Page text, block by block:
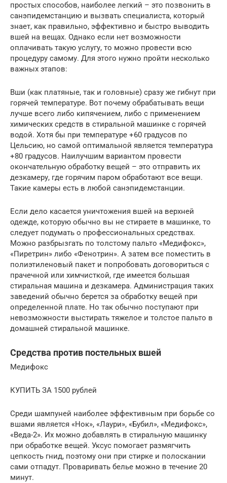
простых способов, наиболее легкий – это позвонить в
санэпидемстанцию и вызвать специалиста, который
знает, как правильно, эффективно и быстро выводить
вшей на вещах. Однако если нет возможности
оплачивать такую услугу, то можно провести всю
процедуру самому. Для этого нужно пройти несколько
важных этапов:
Вши (как платяные, так и головные) сразу же гибнут при
горячей температуре. Вот почему обрабатывать вещи
лучше всего либо кипячением, либо с применением
химических средств в стиральной машинке с горячей
водой. Хотя бы при температуре +60 градусов по
Цельсию, но самой оптимальной является температура
+80 градусов. Наилучшим вариантом провести
окончательную обработку вещей – это отправить их
дезкамеру, где горячим паром обработают все вещи.
Такие камеры есть в любой санэпидемстанции.
Если дело касается уничтожения вшей на верхней
одежде, которую обычно вы не стираете в машинке, то
следует подумать о профессиональных средствах.
Можно разбрызгать по толстому пальто «Медифокс»,
«Пиретрин» либо «Фенотрин». А затем все поместить в
полиэтиленовый пакет и попробовать договориться с
прачечной или химчисткой, где имеется большая
стиральная машина и дезкамера. Администрация таких
заведений обычно берется за обработку вещей при
определенной плате. Но так обычно поступают при
невозможности выстирать тяжелое и толстое пальто в
домашней стиральной машинке.
Средства против постельных вшей
Медифокс
КУПИТЬ ЗА 1500 рублей
Среди шампуней наиболее эффективным при борьбе со
вшами является «Нок», «Лаури», «Бубил», «Медифокс»,
«Веда-2». Их можно добавлять в стиральную машинку
при обработке вещей. Уксус помогает размягчить
цепкость гнид, поэтому они при стирке и полоскании
сами отпадут. Проваривать белье можно в течение 20
минут.